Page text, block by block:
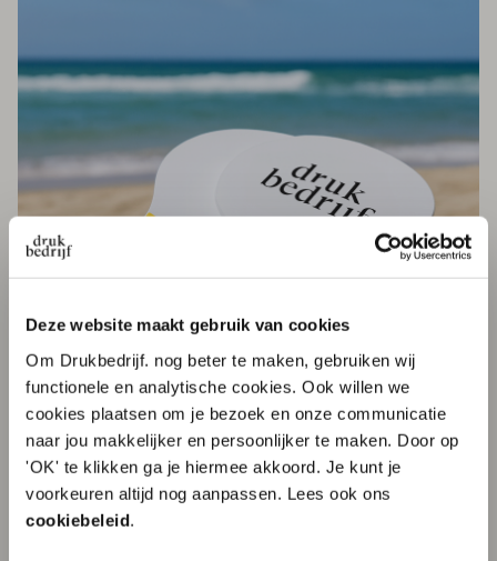
Deze website maakt gebruik van cookies
Om Drukbedrijf. nog beter te maken, gebruiken wij
functionele en analytische cookies. Ook willen we
cookies plaatsen om je bezoek en onze communicatie
naar jou makkelijker en persoonlijker te maken. Door op
'OK' te klikken ga je hiermee akkoord. Je kunt je
voorkeuren altijd nog aanpassen. Lees ook ons
cookiebeleid.
4. Beachball sets
Ben je gek op spelletjes? Strand tennis is het ultieme
zomerspel waarmee plezier gegarandeerd is. Leuk
om een balletje mee te slaan aan zee of op het
10% korting op je
eerste order?